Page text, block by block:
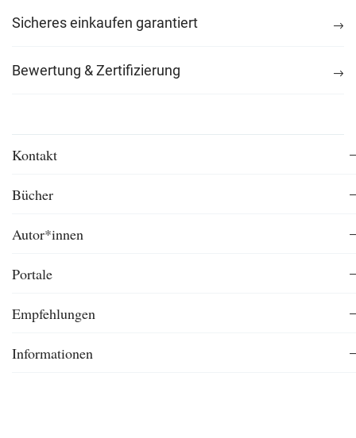
Sicheres einkaufen garantiert
Bewertung & Zertifizierung
Kontakt
Bücher
Autor*innen
Portale
Empfehlungen
Informationen